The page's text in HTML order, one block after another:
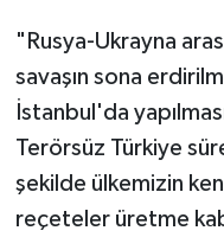
"Rusya-Ukrayna
savaşın sona
İstanbul'da
Terörsüz Türkiye
şekilde ülkemizin
reçeteler üretme